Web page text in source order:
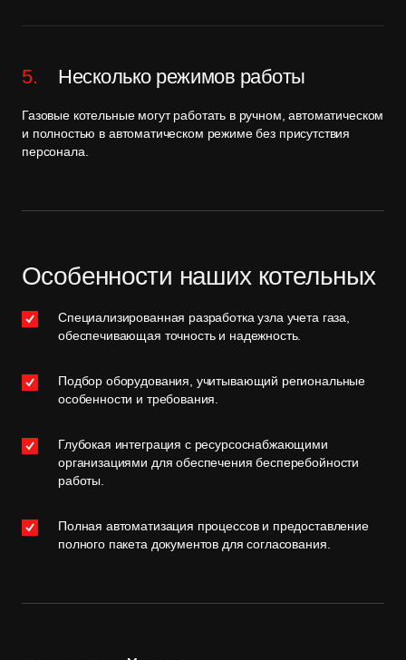
Несколько режимов работы
Газовые котельные могут работать в ручном, автоматическом
и полностью в автоматическом режиме без присутствия
персонала.
Особенности наших котельных
Специализированная разработка узла учета газа,
обеспечивающая точность и надежность.
Подбор оборудования, учитывающий региональные
особенности и требования.
Глубокая интеграция с ресурсоснабжающими
организациями для обеспечения бесперебойности
работы.
Полная автоматизация процессов и предоставление
полного пакета документов для согласования.